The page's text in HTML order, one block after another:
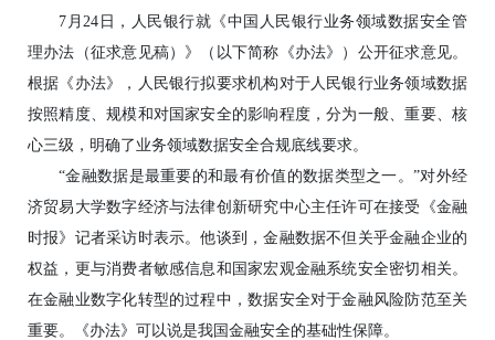
7月24日，人民银行就《中国人民银行业务领域数据安全管
理办法（征求意见稿）》（以下简称《办法》）公开征求意见。
根据《办法》，人民银行拟要求机构对于人民银行业务领域数据
按照精度、规模和对国家安全的影响程度，分为一般、重要、核
心三级，明确了业务领域数据安全合规底线要求。
“金融数据是最重要的和最有价值的数据类型之一。”对外经
济贸易大学数字经济与法律创新研究中心主任许可在接受《金融
时报》记者采访时表示。他谈到，金融数据不但关乎金融企业的
权益，更与消费者敏感信息和国家宏观金融系统安全密切相关。
在金融业数字化转型的过程中，数据安全对于金融风险防范至关
重要。《办法》可以说是我国金融安全的基础性保障。